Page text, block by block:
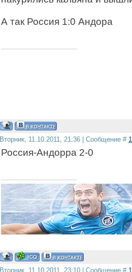
А так Россия 1:0 Андора
Вторник, 11.10.2011, 21:36 | Сообщение #
Россия-Андорра 2-0
Вторник, 11.10.2011, 23:10 | Сообщение #